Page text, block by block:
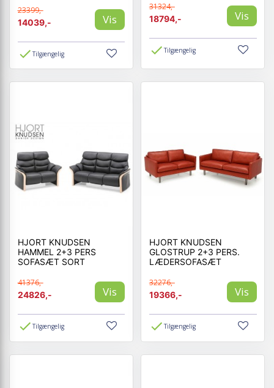
23399,-
14039,-
Vis
Tilgængelig
31324,-
18794,-
Vis
Tilgængelig
HJORT KNUDSEN
HAMMEL 2+3 PERS
SOFASÆT SORT
41376,-
24826,-
Vis
Tilgængelig
HJORT KNUDSEN
GLOSTRUP 2+3 PERS.
LÆDERSOFASÆT
32276,-
19366,-
Vis
Tilgængelig